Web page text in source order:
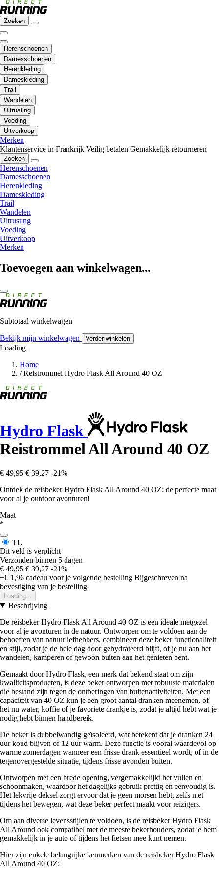
Zoeken
Herenschoenen
Damesschoenen
Herenkleding
Dameskleding
Trail
Wandelen
Uitrusting
Voeding
Uitverkoop
Merken
Klantenservice in Frankrijk Veilig betalen Gemakkelijk retourneren
Zoeken
Herenschoenen
Damesschoenen
Herenkleding
Dameskleding
Trail
Wandelen
Uitrusting
Voeding
Uitverkoop
Merken
Toevoegen aan winkelwagen...
Subtotaal winkelwagen
Bekijk mijn winkelwagen Verder winkelen
Loading...
Home
/ Reistrommel Hydro Flask All Around 40 OZ
Hydro Flask
Reistrommel All Around 40 OZ
€ 49,95 € 39,27 -21%
Ontdek de reisbeker Hydro Flask All Around 40 OZ: de perfecte maat
voor al je outdoor avonturen!
Maat
*
TU
Dit veld is verplicht
Verzonden binnen 5 dagen
€ 49,95 € 39,27 -21%
+€ 1,96 cadeau voor je volgende bestelling Bijgeschreven na
bevestiging van je bestelling
Loading...
Beschrijving
De reisbeker Hydro Flask All Around 40 OZ is een ideale metgezel
voor al je avonturen in de natuur. Ontworpen om te voldoen aan de
behoeften van natuurliefhebbers, combineert deze beker functionaliteit
en stijl, zodat je de hele dag door gehydrateerd blijft, of je nu aan het
wandelen, kamperen of gewoon buiten aan het genieten bent.
Gemaakt door Hydro Flask, een merk dat bekend staat om zijn
kwaliteitsproducten, is deze beker ontworpen met robuuste materialen
die bestand zijn tegen de ontberingen van buitenactiviteiten. Met een
capaciteit van 40 OZ kun je een groot aantal dranken meenemen, of
het nu water, koffie of je favoriete drankje is, zodat je altijd hebt wat je
nodig hebt binnen handbereik.
De beker is dubbelwandig geïsoleerd, wat betekent dat je dranken 24
uur koud blijven of 12 uur warm. Deze functie is vooral waardevol op
warme zomerdagen wanneer een frisse drank essentieel wordt, of in de
tegenovergestelde situatie, tijdens frisse avonden buiten.
Ontworpen met een brede opening, vergemakkelijkt het vullen en
schoonmaken, waardoor het dagelijks gebruik prettig en eenvoudig is.
Het lekvrije deksel zorgt ervoor dat je geen morsen hebt, zelfs niet
tijdens het bewegen, wat deze beker perfect maakt voor reizigers.
Om aan diverse levensstijlen te voldoen, is de reisbeker Hydro Flask
All Around ook compatibel met de meeste bekerhouders, zodat je hem
gemakkelijk in je auto of tijdens het fietsen mee kunt nemen.
Hier zijn enkele belangrijke kenmerken van de reisbeker Hydro Flask
All Around 40 OZ: